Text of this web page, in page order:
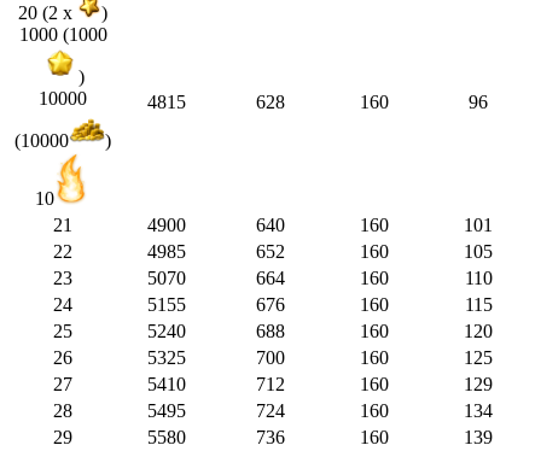
20 (2 x
)
1000 (1000
)
10000
(10000 )
10
4815 628 160 96
21 4900 640 160
101
22
4985 652 160
105
23
5070 664 160
110
24
5155 676 160
115
25
5240 688 160
120
26
5325 700 160
125
27
5410 712 160
129
28
5495 724 160
134
29
5580 736 160
139